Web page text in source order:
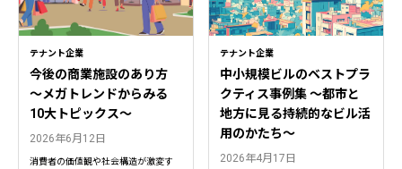
テナント企業
今後の商業施設のあり方
〜メガトレンドからみる
10大トピックス〜
2026年6月12日
消費者の価値観や社会構造が激変す
テナント企業
中小規模ビルのベストプラ
クティス事例集 ～都市と
地方に見る持続的なビル活
用のかたち～
2026年4月17日